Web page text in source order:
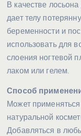
В качестве
дает телу
беременности и
использовать для
слоения ногтевой
лаком или гелем.
Способ
Может
натуральной
Добавляться в